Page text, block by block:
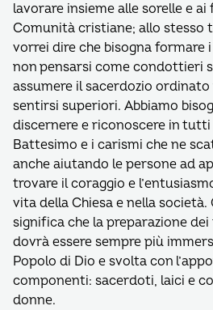
lavorare insieme alle sorelle e
Comunità cristiane; allo stesso
vorrei dire che bisogna formare
non pensarsi come condottieri
assumere il sacerdozio
sentirsi superiori. Abbiamo
discernere e riconoscere in tutti
Battesimo e i carismi che ne
anche aiutando le persone ad
trovare il coraggio e
vita della Chiesa e nella
significa che la preparazione
dovrà essere sempre più
Popolo di Dio e svolta con
componenti: sacerdoti, laici e
donne.